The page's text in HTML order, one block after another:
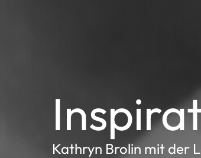
Kathryn Brolin mit der